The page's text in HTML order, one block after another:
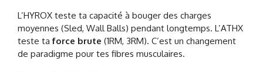
L’HYROX teste ta capacité à bouger des charges
moyennes (Sled, Wall Balls) pendant longtemps. L’ATHX
teste taforce brute (1RM, 3RM). C’est un changement
de paradigme pour tes fibres musculaires.